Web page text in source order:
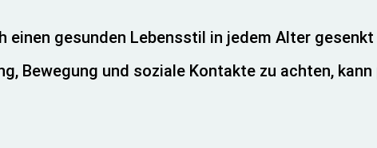
einen gesunden Lebensstil in jedem Alter gesenkt
Bewegung und soziale Kontakte zu achten,